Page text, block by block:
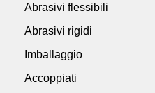
Abrasivi flessibili
Abrasivi rigidi
Imballaggio
Accoppiati